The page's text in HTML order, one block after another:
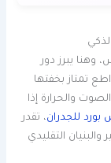
وهنا يبرز دور
تمتاز بخفتها
والحرارة إذا
للجدران، تقدر
التقليدي